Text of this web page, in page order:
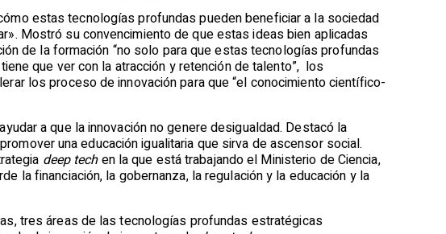
estas tecnologías profundas pueden beneficiar a la sociedad
Mostró su convencimiento de que estas ideas bien aplicadas
de la formación “no solo para que estas tecnologías profundas
que ver con la atracción y retención de talento”, los
los proceso de innovación para que “el conocimiento científico-
a que la innovación no genere desigualdad. Destacó la
una educación igualitaria que sirva de ascensor social.
deep techen la que está trabajando el Ministerio de Ciencia,
la financiación, la gobernanza, la regulación y la educación y la
tres áreas de las tecnologías profundas estratégicas